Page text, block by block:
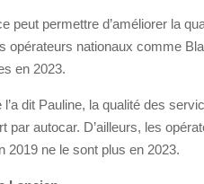
peut permettre d’améliorer la
opérateurs nationaux comme
en 2023.
dit Pauline, la qualité des
par autocar. D’ailleurs, les
2019 ne le sont plus en 2023.